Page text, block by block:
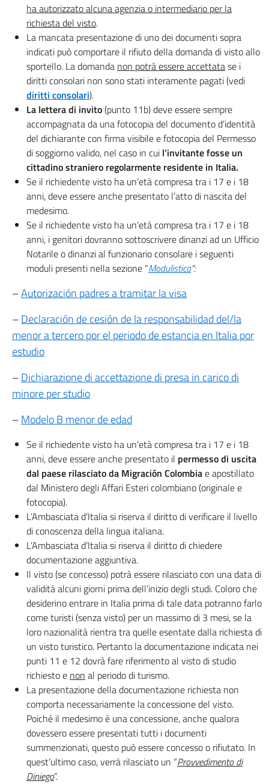
ha autorizzato alcuna agenzia o intermediario per la
richiesta del visto.
La mancata presentazione di uno dei documenti sopra
indicati può comportare il rifiuto della domanda di visto allo
sportello. La domanda non potrà essere accettatase i
diritti consolari non sono stati interamente pagati (vedi
diritti consolari).
La lettera di invito(punto 11b) deve essere sempre
accompagnata da una fotocopia del documento d’identità
del dichiarante con firma visibile e fotocopia del Permesso
di soggiorno valido, nel caso in cui l’invitante fosse un
cittadino straniero regolarmente residente in Italia.
Se il richiedente visto ha un’età compresa tra i 17 e i 18
anni, deve essere anche presentato l’atto di nascita del
medesimo.
Se il richiedente visto ha un’età compresa tra i 17 e i 18
anni, i genitori dovranno sottoscrivere dinanzi ad un Ufficio
Notarile o dinanzi al funzionario consolare i seguenti
moduli presenti nella sezione “Modulistica”:
–Autorización padres a tramitar la visa
–Declaración de cesión de la responsabilidad del/la
menor a tercero por el periodo de estancia en Italia por
estudio
–Dichiarazione di accettazione di presa in carico di
minore per studio
–Modelo B menor de edad
Se il richiedente visto ha un’età compresa tra i 17 e i 18
anni, deve essere anche presentato il permesso di uscita
dal paese rilasciato da Migración Colombiae apostillato
dal Ministero degli Affari Esteri colombiano (originale e
fotocopia).
L’Ambasciata d’Italia si riserva il diritto di verificare il livello
di conoscenza della lingua italiana.
L’Ambasciata d’Italia si riserva il diritto di chiedere
documentazione aggiuntiva.
Il visto (se concesso) potrà essere rilasciato con una data di
validità alcuni giorni prima dell’inizio degli studi. Coloro che
desiderino entrare in Italia prima di tale data potranno farlo
come turisti (senza visto) per un massimo di 3 mesi, se la
loro nazionalità rientra tra quelle esentate dalla richiesta di
un visto turistico. Pertanto la documentazione indicata nei
punti 11 e 12 dovrà fare riferimento al visto di studio
richiesto e non al periodo di turismo.
La presentazione della documentazione richiesta non
comporta necessariamente la concessione del visto.
Poiché il medesimo è una concessione, anche qualora
dovessero essere presentati tutti i documenti
summenzionati, questo può essere concesso o rifiutato. In
quest’ultimo caso, verrà rilasciato un “Provvedimento di
Diniego“.